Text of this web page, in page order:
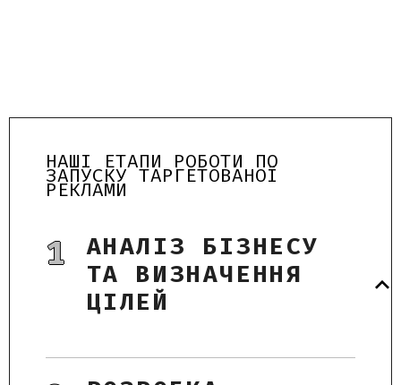
НАШІ ЕТАПИ РОБОТИ ПО
ЗАПУСКУ ТАРГЕТОВАНОЇ
РЕКЛАМИ
1
АНАЛІЗ БІЗНЕСУ
ТА ВИЗНАЧЕННЯ
ЦІЛЕЙ